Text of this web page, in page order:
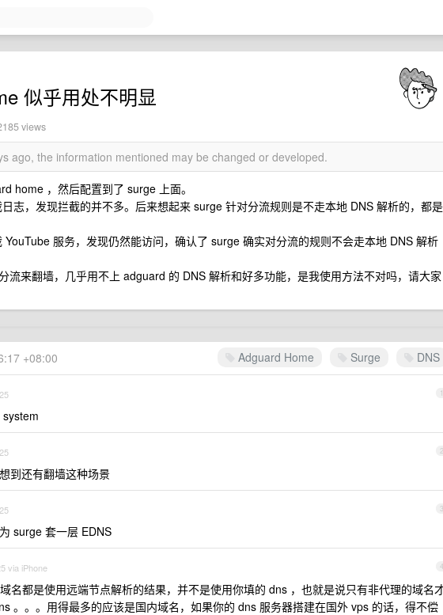
似乎用处不明显
views
ago, the information mentioned may be changed or developed.
home ，然后配置到了 surge 上面。
志，发现拦截的并不多。后来想起来 surge 针对分流规则是不走本地 DNS 解析的，都是
服务，发现仍然能访问，确认了 surge 确实对分流的规则不会走本地 DNS 解析
流来翻墙，几乎用不上 adguard 的 DNS 解析和好多功能，是我使用方法不对吗，请大家
Adguard Home Surge DNS
+08:00
1
2
到还有翻墙这种场景
3
surge 套一层 EDNS
4
via iPhone
名都是使用远端节点解析的结果，并不是使用你填的 dns ，也就是说只有非代理的域名
。。。用得最多的应该是国内域名，如果你的 dns 服务器搭建在国外 vps 的话，得不偿